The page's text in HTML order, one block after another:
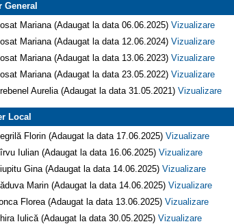
General
Mariana (Adaugat la data 06.06.2025) Vizualizare
Mariana (Adaugat la data 12.06.2024) Vizualizare
Mariana (Adaugat la data 13.06.2023) Vizualizare
Mariana (Adaugat la data 23.05.2022) Vizualizare
Aurelia (Adaugat la data 31.05.2021) Vizualizare
Local
Florin (Adaugat la data 17.06.2025) Vizualizare
Iulian (Adaugat la data 16.06.2025) Vizualizare
Gina (Adaugat la data 14.06.2025) Vizualizare
Marin (Adaugat la data 14.06.2025) Vizualizare
Florea (Adaugat la data 13.06.2025) Vizualizare
Iulică (Adaugat la data 30.05.2025) Vizualizare